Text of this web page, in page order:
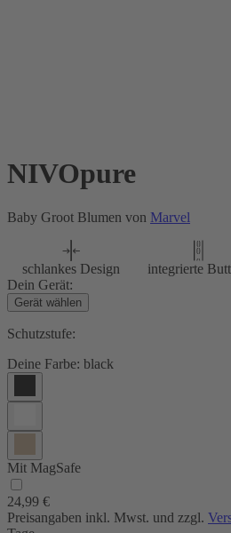
NIVOpure
Baby Groot Blumen von Marvel
schlankes Design integrierte
Dein Gerät:
Gerät wählen
Schutzstufe:
Deine Farbe: black
Mit MagSafe
24,99 €
Preisangaben inkl. Mwst. und zzgl.